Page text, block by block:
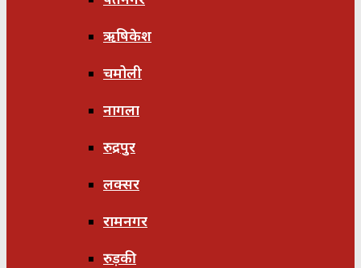
ऋषिकेश
चमोली
नागला
रुद्रपुर
लक्सर
रामनगर
रुड़की